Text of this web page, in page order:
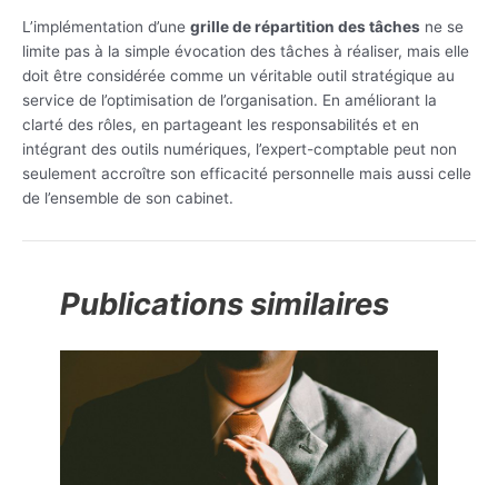
L’implémentation d’une grille de répartition des tâches ne se
limite pas à la simple évocation des tâches à réaliser, mais elle
doit être considérée comme un véritable outil stratégique au
service de l’optimisation de l’organisation. En améliorant la
clarté des rôles, en partageant les responsabilités et en
intégrant des outils numériques, l’expert-comptable peut non
seulement accroître son efficacité personnelle mais aussi celle
de l’ensemble de son cabinet.
Publications similaires